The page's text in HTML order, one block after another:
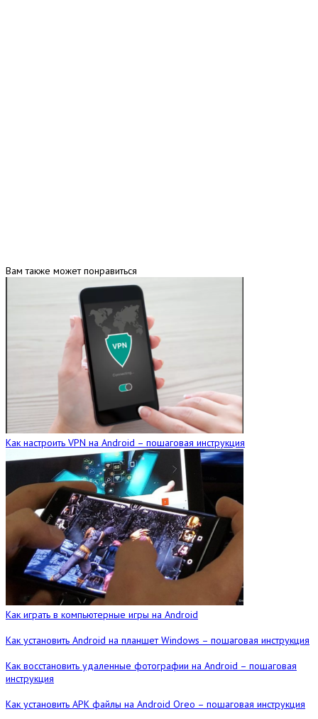
Вам также может понравиться
Как настроить VPN на Android – пошаговая инструкция
Как играть в компьютерные игры на Android
Как установить Android на планшет Windows – пошаговая инструкция
Как восстановить удаленные фотографии на Android – пошаговая
инструкция
Как установить APK файлы на Android Oreo – пошаговая инструкция